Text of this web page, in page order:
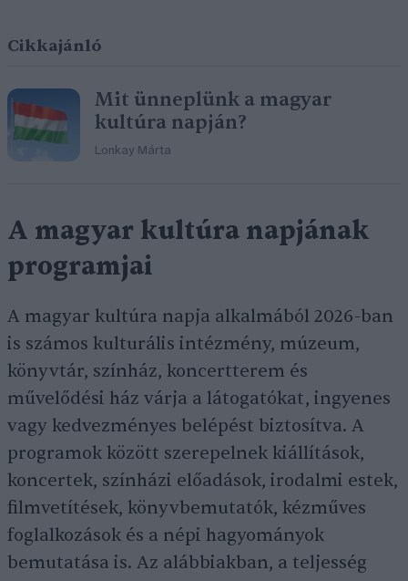
Cikkajánló
Mit ünneplünk a magyar
kultúra napján?
Lonkay Márta
A magyar kultúra napjának
programjai
A magyar kultúra napja alkalmából 2026-ban
is számos kulturális intézmény, múzeum,
könyvtár, színház, koncertterem és
művelődési ház várja a látogatókat, ingyenes
vagy kedvezményes belépést biztosítva. A
programok között szerepelnek kiállítások,
koncertek, színházi előadások, irodalmi estek,
filmvetítések, könyvbemutatók, kézműves
foglalkozások és a népi hagyományok
bemutatása is. Az alábbiakban, a teljesség